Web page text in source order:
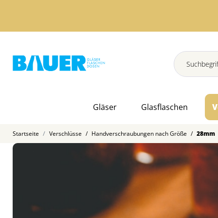
Gläser Glasflaschen
Startseite Verschlüsse / Handverschraubungen nach Größe / 28mm